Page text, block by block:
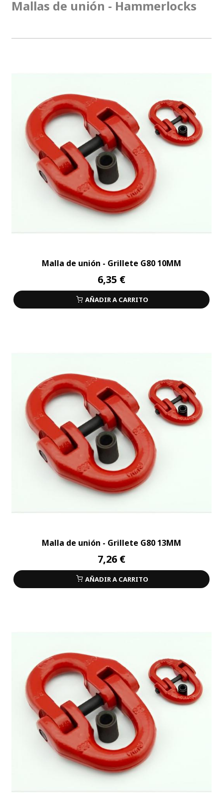
Mallas de unión - Hammerlocks
Malla de unión - Grillete G80 10MM
6,35 €
AÑADIR A CARRITO
Malla de unión - Grillete G80 13MM
7,26 €
AÑADIR A CARRITO